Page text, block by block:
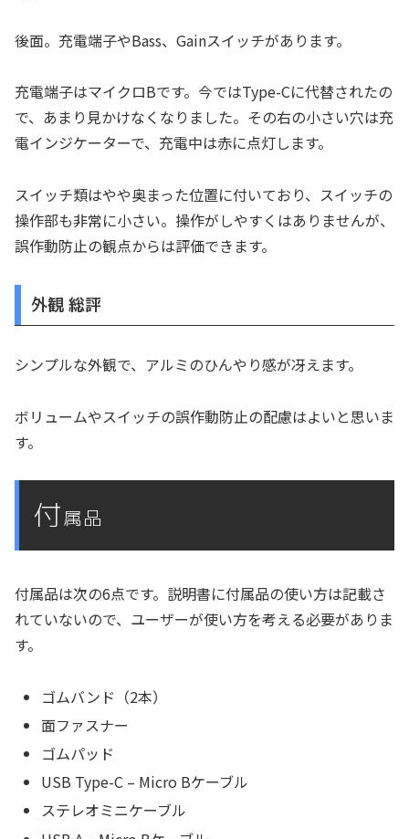
後面。充電端子やBass、Gainスイッチがあります。
充電端子はマイクロBです。今ではType-Cに代替されたの
で、あまり見かけなくなりました。その右の小さい穴は充
電インジケーターで、充電中は赤に点灯します。
スイッチ類はやや奥まった位置に付いており、スイッチの
操作部も非常に小さい。操作がしやすくはありませんが、
誤作動防止の観点からは評価できます。
外観 総評
シンプルな外観で、アルミのひんやり感が冴えます。
ボリュームやスイッチの誤作動防止の配慮はよいと思いま
す。
付属品
付属品は次の6点です。説明書に付属品の使い方は記載さ
れていないので、ユーザーが使い方を考える必要がありま
す。
ゴムバンド（2本）
面ファスナー
ゴムパッド
USB Type-C – Micro Bケーブル
ステレオミニケーブル